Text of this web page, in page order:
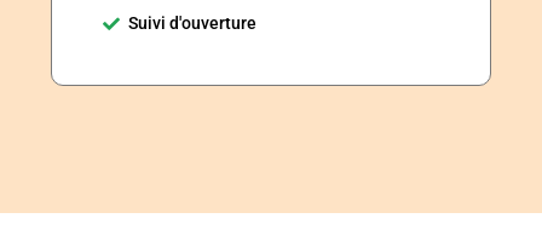
Suivi d'ouverture